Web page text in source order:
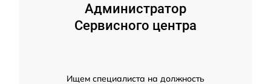
Администратор
Сервисного центра
Ищем специалиста на должность